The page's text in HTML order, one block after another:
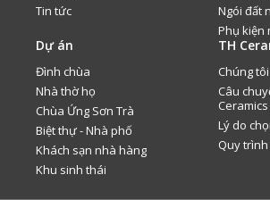
Tin tức
Ngói đất
Phụ kiện
Dự án
Đình chùa
Nhà thờ họ
Chùa Ứng Sơn Trà
Biệt thự - Nhà phố
Khách sạn nhà hàng
Khu sinh thái
TH
Chúng
Câu
Ceramics
Lý do
Quy